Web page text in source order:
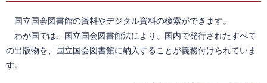
国立国会図書館の資料やデジタル資料の検索ができます。
わが国では、国立国会図書館法により、国内で発行されたすべて
の出版物を、国立国会図書館に納入することが義務付けられていま
す。